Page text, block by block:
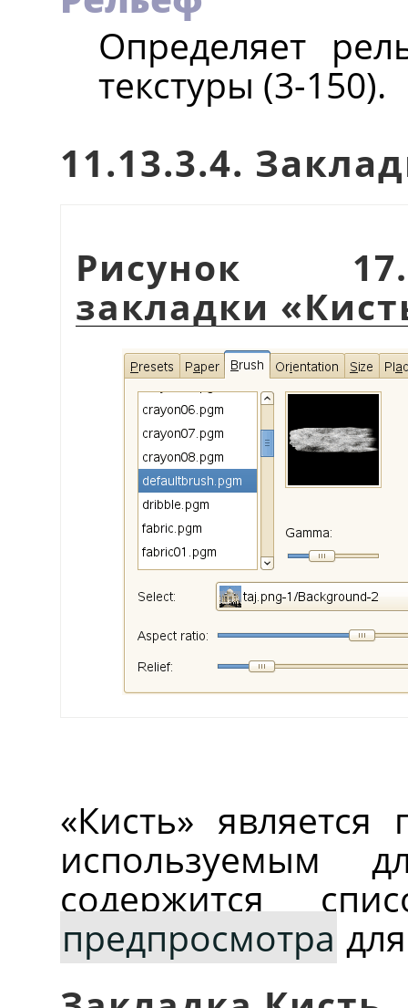
Определяет
текстуры (3-150).
11.13.3.4.
Рисунок
закладки «
«Кисть» является
используемым
содержится
предпросмотра